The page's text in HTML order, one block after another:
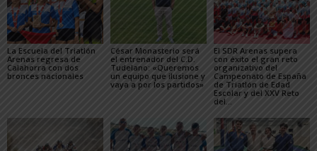
La Escuela del Triatlón
Arenas regresa de
Calahorra con dos
bronces nacionales
César Monasterio será
el entrenador del C.D.
Tudelano: «Queremos
un equipo que ilusione y
vaya a por los partidos»
El SDR Arenas supera
con éxito el gran reto
organizativo del
Campeonato de España
de Triatlón de Edad
Escolar y del XXV Reto
del...